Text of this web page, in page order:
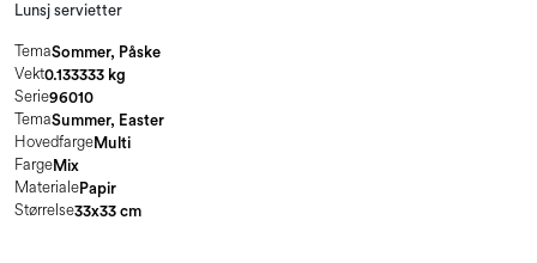
Lunsj servietter
TemaSommer, Påske
Vekt0.133333 kg
Serie96010
TemaSummer, Easter
HovedfargeMulti
FargeMix
MaterialePapir
Størrelse33x33 cm